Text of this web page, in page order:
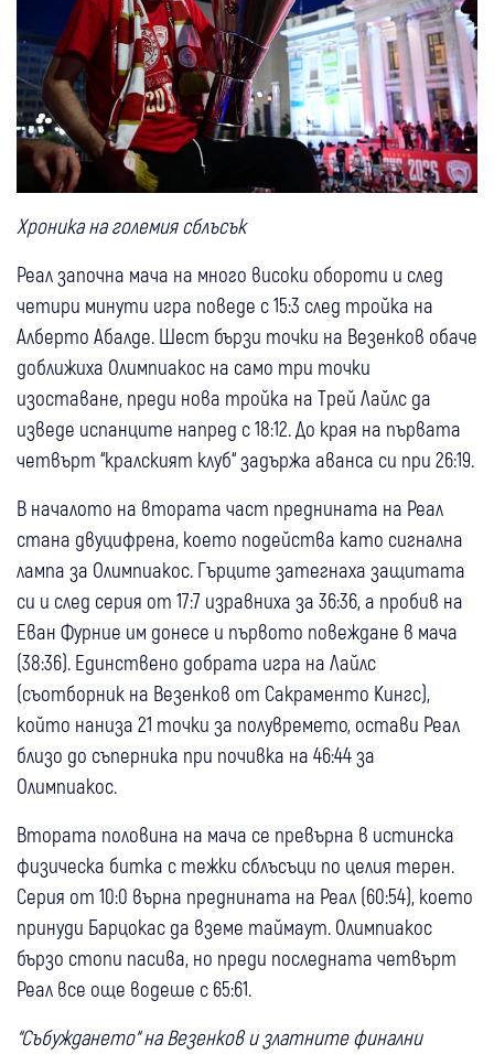
Хроника на големия сблъсък
Реал започна мача на много високи обороти и след
четири минути игра поведе с 15:3 след тройка на
Алберто Абалде. Шест бързи точки на Везенков обаче
доближиха Олимпиакос на само три точки
изоставане, преди нова тройка на Трей Лайлс да
изведе испанците напред с 18:12. До края на първата
четвърт “кралският клуб“ задържа аванса си при 26:19.
В началото на втората част преднината на Реал
стана двуцифрена, което подейства като сигнална
лампа за Олимпиакос. Гърците затегнаха защитата
си и след серия от 17:7 изравниха за 36:36, а пробив на
Еван Фурние им донесе и първото повеждане в мача
(38:36). Единствено добрата игра на Лайлс
(съотборник на Везенков от Сакраменто Кингс),
който наниза 21 точки за полувремето, остави Реал
близо до съперника при почивка на 46:44 за
Олимпиакос.
Втората половина на мача се превърна в истинска
физическа битка с тежки сблъсъци по целия терен.
Серия от 10:0 върна преднината на Реал (60:54), което
принуди Барцокас да вземе таймаут. Олимпиакос
бързо стопи пасива, но преди последната четвърт
Реал все още водеше с 65:61.
“Събуждането“ на Везенков и златните финални